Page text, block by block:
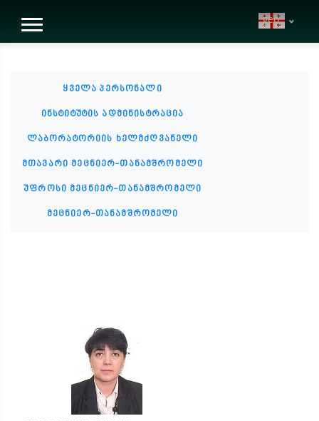
geo
ყველა პერსონალი
ინსტიტუტის ადმინისტრაცია
ლაბორატორიის ხელმძღვანელი
მთავარი მეცნიერ-თანამშრომელი
უფროსი მეცნიერ-თანამშრომელი
მეცნიერ-თანამშრომელი